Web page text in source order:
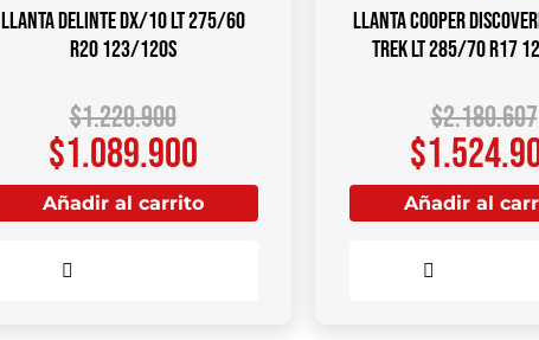
Llanta DELINTE DX/10 LT 275/60
R20 123/120S
$1.220.900
$1.089.900
Añadir al carrito
Llanta COOPER
TREK LT 285/70 R17
$2.180.607
$
Añadir al